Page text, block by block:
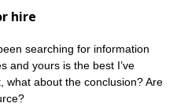
hire
searching for information
and yours is the best I’ve
what about the conclusion? Are